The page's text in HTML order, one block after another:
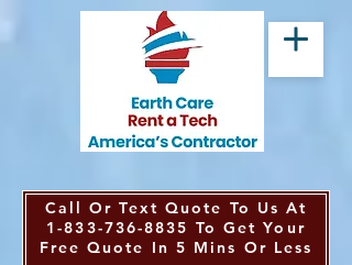
Call Or Text Quote To Us At
1-833-736-8835 To Get Your
Free Quote In 5 Mins Or Less